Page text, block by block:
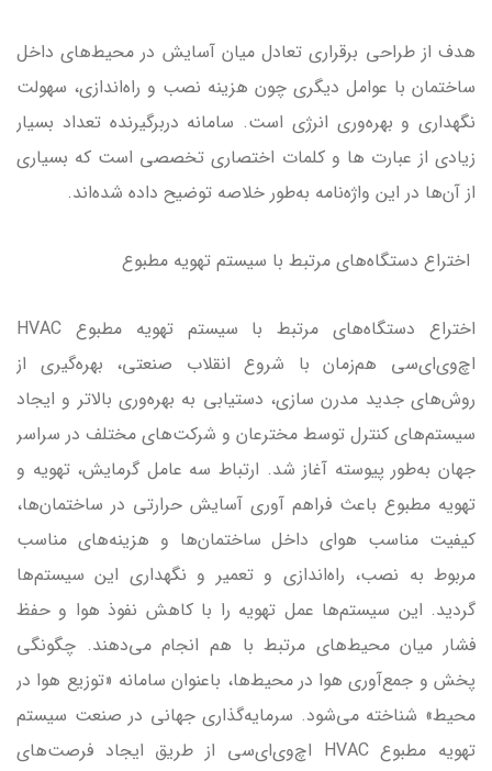
هدف از طراحی برقراری تعادل میان آسایش در محیط‌های داخل
ساختمان با عوامل دیگری چون هزینه نصب و راه‌اندازی، سهولت
نگهداری و بهره‌وری انرژی است. سامانه دربرگیرنده تعداد بسیار
زیادی از عبارت ‌ها و کلمات اختصاری تخصصی است که بسیاری
از آن‌ها در این واژه‌نامه به‌طور خلاصه توضیح داده شده‌اند.
اختراع دستگاه‌های مرتبط با سیستم تهویه مطبوع
اختراع دستگاه‌های مرتبط با سیستم تهویه مطبوع HVAC
اچ‌وی‌ای‌سی هم‌زمان با شروع انقلاب صنعتی، بهره‌گیری از
روش‌های جدید مدرن سازی، دستیابی به بهره‌وری بالاتر و ایجاد
سیستم‌های کنترل توسط مخترعان و شرکت‌های مختلف در سراسر
جهان به‌طور پیوسته آغاز شد. ارتباط سه عامل گرمایش، تهویه و
تهویه مطبوع باعث فراهم آوری آسایش حرارتی در ساختمان‌ها،
کیفیت مناسب هوای داخل ساختمان‌ها و هزینه‌های مناسب
مربوط به نصب، راه‌اندازی و تعمیر و نگهداری این سیستم‌ها
گردید. این سیستم‌ها عمل تهویه را با کاهش نفوذ هوا و حفظ
فشار میان محیط‌های مرتبط با هم انجام می‌دهند. چگونگی
پخش و جمع‌آوری هوا در محیط‌ها، باعنوان سامانه «توزیع هوا در
محیط» شناخته می‌شود. سرمایه‌گذاری جهانی در صنعت سیستم
تهویه مطبوع HVAC اچ‌وی‌ای‌سی از طریق ایجاد فرصت‌های